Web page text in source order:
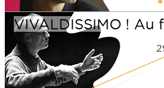
VIVALDISSIMO ! Au